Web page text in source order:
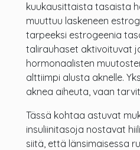
kuukausittaista tasaista
muuttuu laskeneen
tarpeeksi estrogeenia
talirauhaset aktivoituvat
hormonaalisten
alttiimpi alusta aknelle.
aknea aiheuta, vaan
Tässä kohtaa astuvat
insuliinitasoja nostavat
siitä, että länsimaisessa